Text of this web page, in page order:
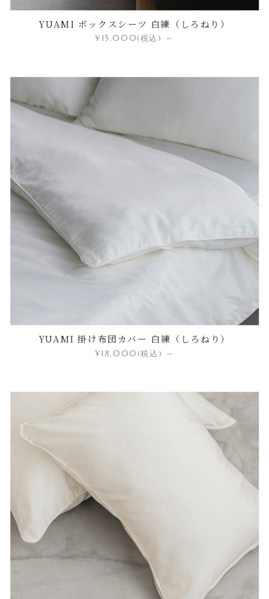
YUAMI ボックスシーツ 白練（しろねり）
¥15,000(税込) ～
YUAMI 掛け布団カバー 白練（しろねり）
¥18,000 (税込) ～